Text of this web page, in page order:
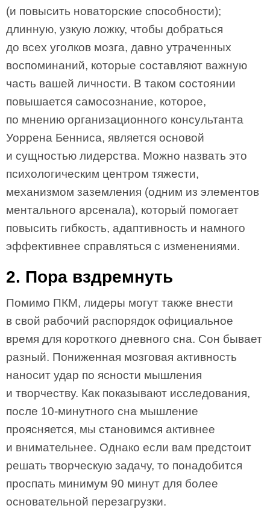
(и повысить новаторские способности);
длинную, узкую ложку, чтобы добраться
до всех уголков мозга, давно утраченных
воспоминаний, которые составляют важную
часть вашей личности. В таком состоянии
повышается самосознание, которое,
по мнению организационного консультанта
Уоррена Бенниса, является основой
и сущностью лидерства. Можно назвать это
психологическим центром тяжести,
механизмом заземления (одним из элементов
ментального арсенала), который помогает
повысить гибкость, адаптивность и намного
эффективнее справляться с изменениями.
2. Пора вздремнуть
Помимо ПКМ, лидеры могут также внести
в свой рабочий распорядок официальное
время для короткого дневного сна. Сон бывает
разный. Пониженная мозговая активность
наносит удар по ясности мышления
и творчеству. Как показывают исследования,
после 10-минутного сна мышление
проясняется, мы становимся активнее
и внимательнее. Однако если вам предстоит
решать творческую задачу, то понадобится
проспать минимум 90 минут для более
основательной перезагрузки.